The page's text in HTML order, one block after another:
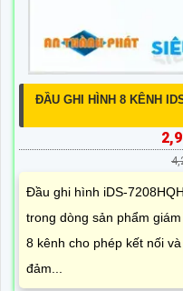
ĐẦU GHI HÌNH 8 KÊNH
Đầu ghi hình iDS-
trong dòng sản phẩm
8 kênh cho phép kết nối
đảm...